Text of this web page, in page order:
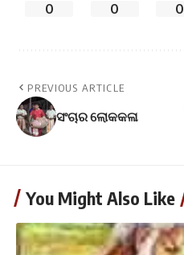
0 0 0
PREVIOUS ARTICLE
ସଂଚାର ଲୋକକଳା
You Might Also Like